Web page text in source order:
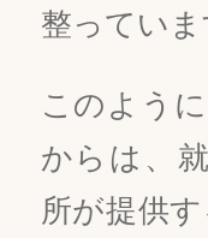
整っていま
このよう
からは、
所が提供